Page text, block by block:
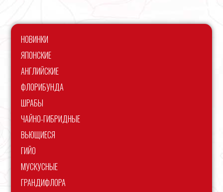
НОВИНКИ
ЯПОНСКИЕ
АНГЛИЙСКИЕ
ФЛОРИБУНДА
ШРАБЫ
ЧАЙНО-ГИБРИДНЫЕ
ВЬЮЩИЕСЯ
ГИЙО
МУСКУСНЫЕ
ГРАНДИФЛОРА